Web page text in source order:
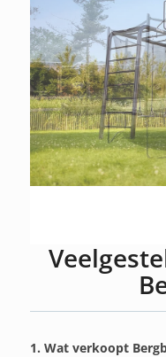
1. Wat verkoopt